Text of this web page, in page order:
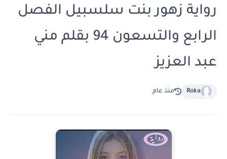
رواية زهور بنت سلسبيل الفصل
الرابع والتسعون 94 بقلم مني
عبد العزيز
Roka منذ عام